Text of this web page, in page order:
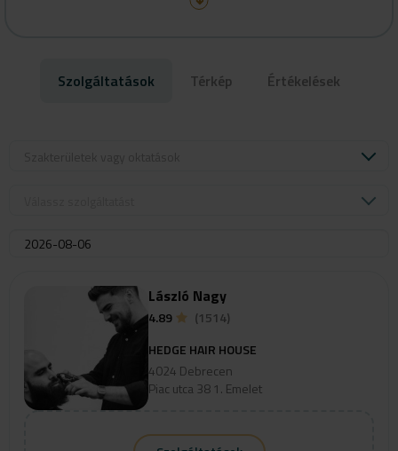
Szolgáltatások Térkép Értékelések
László Nagy
4.89
(1514)
HEDGE HAIR HOUSE
4024 Debrecen
Piac utca 38 1. Emelet